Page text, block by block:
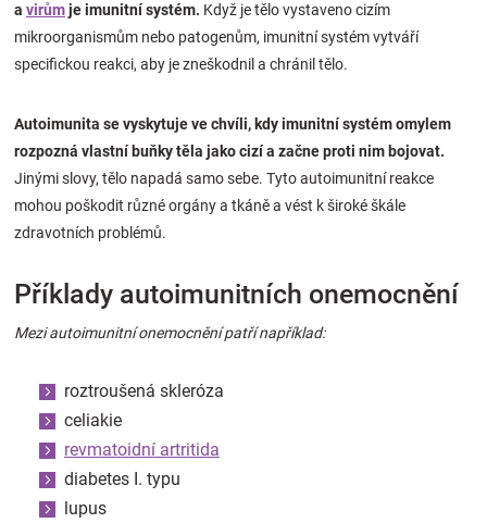
Novinky
Značky
Blog
Hračkářství
a virůmje imunitní systém. Když je tělo vystaveno cizím
mikroorganismům nebo patogenům, imunitní systém vytváří
specifickou reakci, aby je zneškodnil a chránil tělo.
Autoimunita se vyskytuje ve chvíli, kdy imunitní systém omylem
rozpozná vlastní buňky těla jako cizí a začne proti nim bojovat.
Jinými slovy, tělo napadá samo sebe. Tyto autoimunitní reakce
mohou poškodit různé orgány a tkáně a vést k široké škále
zdravotních problémů.
Příklady autoimunitních onemocnění
Mezi autoimunitní onemocnění patří například:
roztroušená skleróza
celiakie
revmatoidní artritida
diabetes I. typu
lupus